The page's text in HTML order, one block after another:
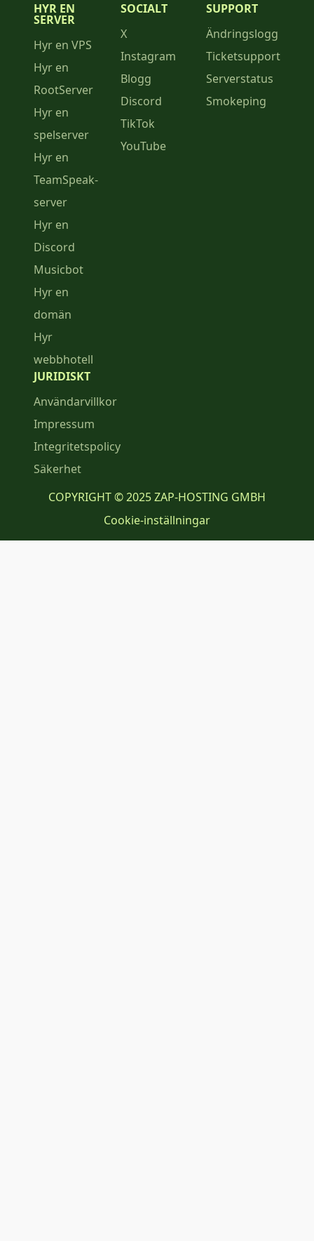
HYR EN
SERVER
Hyr en VPS
Hyr en
RootServer
Hyr en
spelserver
Hyr en
TeamSpeak-
server
Hyr en
Discord
Musicbot
Hyr en
domän
Hyr
webbhotell
SOCIALT
X
Instagram
Blogg
Discord
TikTok
YouTube
SUPPORT
Ändringslogg
Ticketsupport
Serverstatus
Smokeping
JURIDISKT
Användarvillkor
Impressum
Integritetspolicy
Säkerhet
COPYRIGHT © 2025 ZAP-HOSTING GMBH
Cookie-inställningar